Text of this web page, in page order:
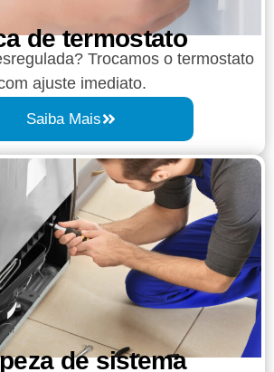
de termostato
Trocamos o termostato
ajuste imediato.
Saiba Mais
de sistema